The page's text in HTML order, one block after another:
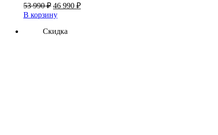
53 990₽ Первоначальная
цена
составляла
53
46 990 ₽Текущая
В корзину
Скидка